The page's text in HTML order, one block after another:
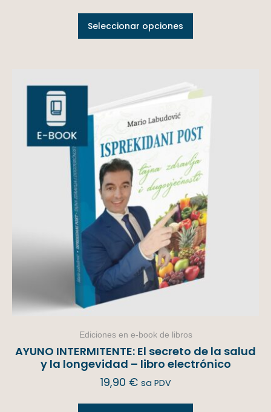
Seleccionar opciones
Ediciones en e-book de libros
AYUNO INTERMITENTE: El secreto de la salud
y la longevidad – libro electrónico
19,90 € sa PDV